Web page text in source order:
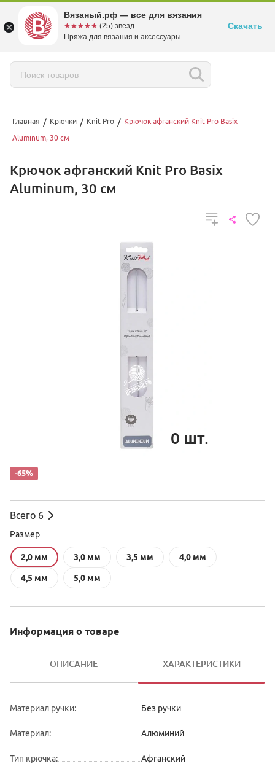
Главная / Крючки / Knit Pro / Крючок афганский Knit Pro Basix
Aluminum, 30 см
Крючок афганский Knit Pro Basix
Aluminum, 30 см
0 шт.
-65%
Всего 6
Размер
2,0 мм 3,0 мм 3,5 мм 4,0 мм
4,5 мм 5,0 мм
Информация о товаре
ОПИСАНИЕ ХАРАКТЕРИСТИКИ
Материал ручки: Без ручки
Материал: Алюминий
Тип крючка: Афганский
Вязаный.рф — все для вязания
☆☆☆☆☆
★★★★★ (25) звезд
Пряжа для вязания и аксессуары
Скачать